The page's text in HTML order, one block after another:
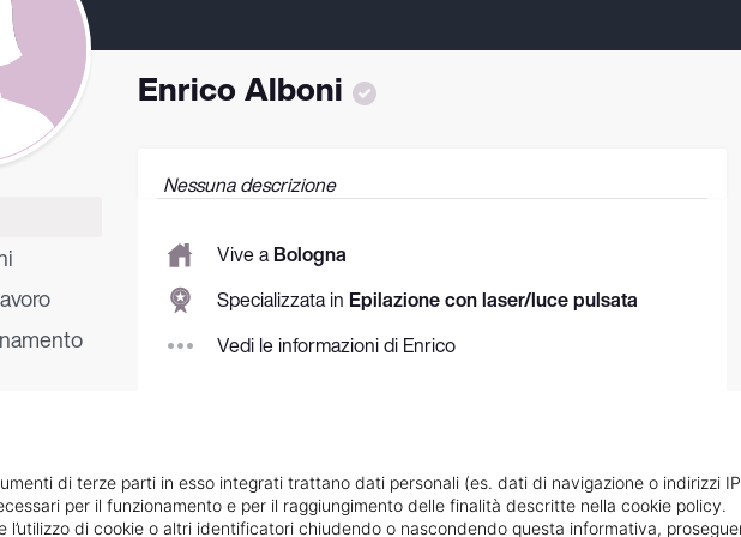
Enrico Alboni
Nessuna descrizione
Vive aBologna
Specializzata in Epilazione con laser/luce pulsata
Vedi le informazioni di Enrico
di terze parti in esso integrati trattano dati personali (es. dati di navigazione o indirizzi
per il funzionamento e per il raggiungimento delle finalità descritte nella cookie policy.
l’utilizzo di cookie o altri identificatori chiudendo o nascondendo questa informativa,